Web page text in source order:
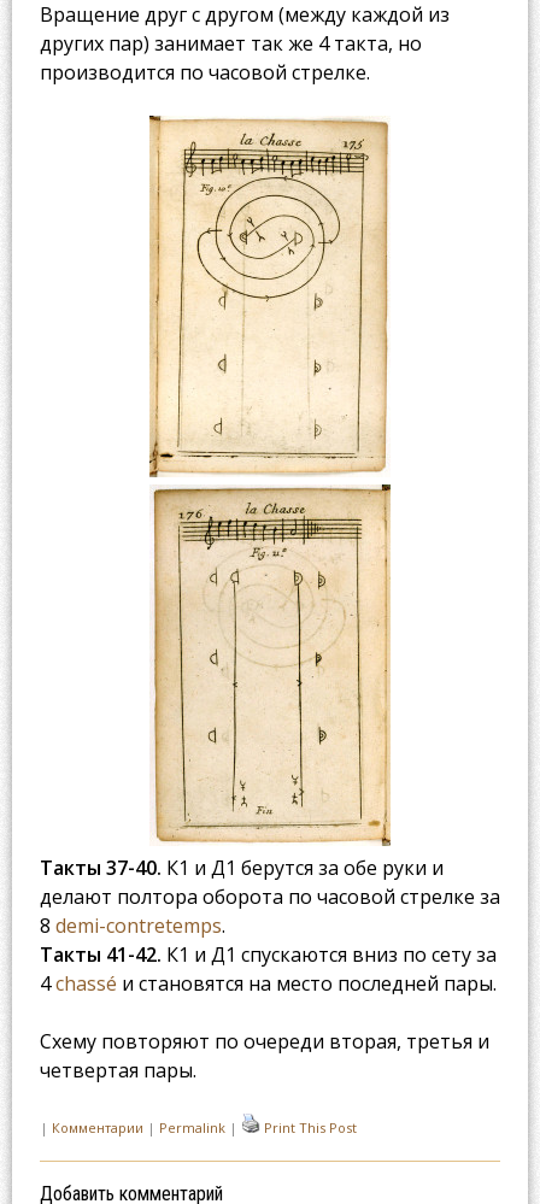
Вращение друг с другом (между каждой из
других пар) занимает так же 4 такта, но
производится по часовой стрелке.
Такты 37-40. К1 и Д1 берутся за обе руки и
делают полтора оборота по часовой стрелке за
8 demi-contretemps.
Такты 41-42. К1 и Д1 спускаются вниз по сету за
4chassé и становятся на место последней пары.
Схему повторяют по очереди вторая, третья и
четвертая пары.
| Комментарии | Permalink | Print This Post
Добавить комментарий